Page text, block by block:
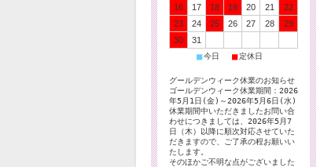
16
17 18 19 20 21
22
23
24 25 26 27 28
29
30
31
■今日 ■定休日
グールデンウィーク休業のお知らせ
ゴールデンウィーク休業期間：2026
年5月1日(金)～2026年5月6日(水)
休業期間中いただきましたお問い合
わせにつきましては、2026年5月7
日（木）以降に順次対応させていた
だきますので、ご了承の程お願いい
たします。
そのほかご不明な点がございました